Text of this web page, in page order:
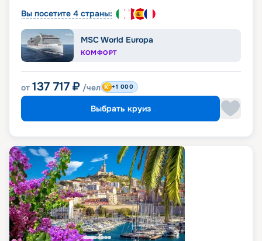
Вы посетите 4 страны:
MSC World Europa
КОМФОРТ
от 137 717 ₽ /чел +1 000
Выбрать круиз